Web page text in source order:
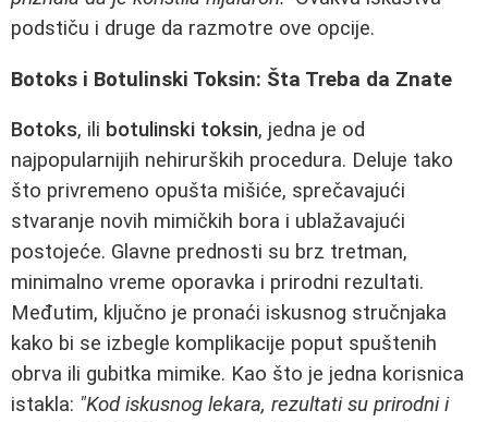
podstiču i druge da razmotre ove opcije.
Botoks i Botulinski Toksin: Šta Treba da Znate
Botoks, ili botulinski toksin, jedna je od
najpopularnijih nehirurških procedura. Deluje tako
što privremeno opušta mišiće, sprečavajući
stvaranje novih mimičkih bora i ublažavajući
postojeće. Glavne prednosti su brz tretman,
minimalno vreme oporavka i prirodni rezultati.
Međutim, ključno je pronaći iskusnog stručnjaka
kako bi se izbegle komplikacije poput spuštenih
obrva ili gubitka mimike. Kao što je jedna korisnica
istakla: "Kod iskusnog lekara, rezultati su prirodni i